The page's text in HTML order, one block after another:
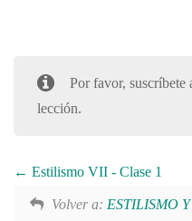
Por favor, suscríbete
lección.
Estilismo VII - Clase 1
Volver a: ESTILISMO